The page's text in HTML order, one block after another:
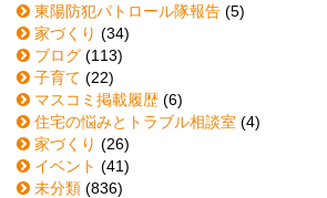
東陽防犯パトロール隊報告 (5)
家づくり (34)
ブログ (113)
子育て (22)
マスコミ掲載履歴 (6)
住宅の悩みとトラブル相談室 (4)
家づくり (26)
イベント (41)
未分類 (836)